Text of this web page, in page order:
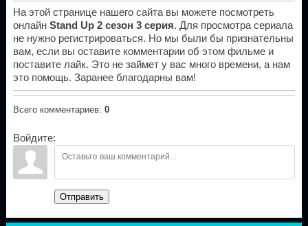
На этой странице нашего сайта вы можете посмотреть
онлайн Stand Up 2 сезон 3 серия. Для просмотра сериала
не нужно регистрироваться. Но мы были бы признательны
вам, если вы оставите комментарии об этом фильме и
поставите лайк. Это не займет у вас много времени, а нам
это помощь. Заранее благодарны вам!
Всего комментариев: 0
Войдите:
Отправить